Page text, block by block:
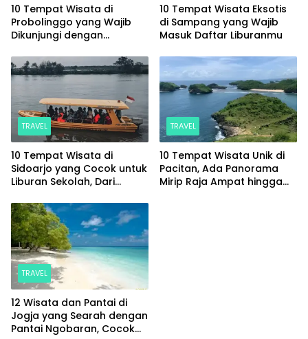
10 Tempat Wisata di
Probolinggo yang Wajib
Dikunjungi dengan
10 Tempat Wisata Eksotis
di Sampang yang Wajib
Masuk Daftar Liburanmu
TRAVEL
10 Tempat Wisata di
Sidoarjo yang Cocok untuk
Liburan Sekolah, Dari
Hits
TRAVEL
10 Tempat Wisata Unik di
Pacitan, Ada Panorama
Mirip Raja Ampat hingga
TRAVEL
12 Wisata dan Pantai di
Jogja yang Searah dengan
Pantai Ngobaran, Cocok